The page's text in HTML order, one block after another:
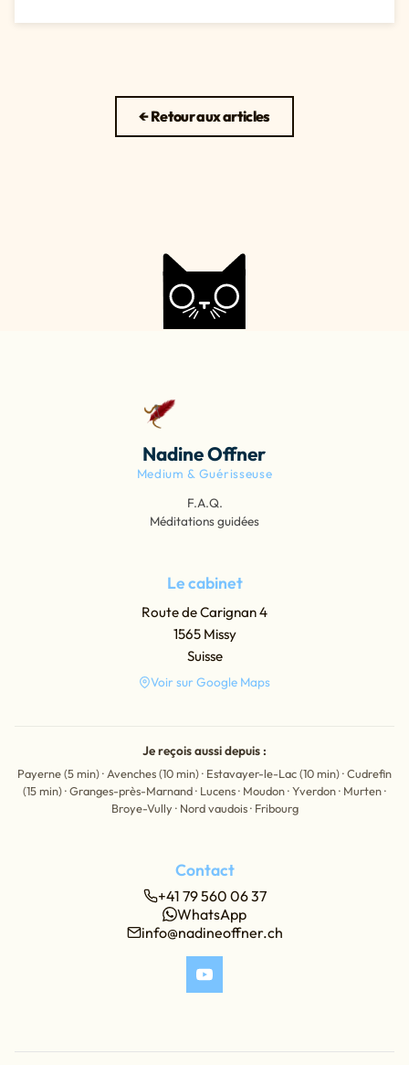
← Retour aux articles
Nadine Offner
Medium & Guérisseuse
F.A.Q.
Méditations guidées
Le cabinet
Route de Carignan 4
1565 Missy
Suisse
Voir sur Google Maps
Je reçois aussi depuis :
Payerne (5 min) · Avenches (10 min) · Estavayer-le-Lac (10 min) · Cudrefin
(15 min) · Granges-près-Marnand · Lucens · Moudon · Yverdon · Murten ·
Broye-Vully · Nord vaudois · Fribourg
Contact
+41 79 560 06 37
WhatsApp
info@nadineoffner.ch